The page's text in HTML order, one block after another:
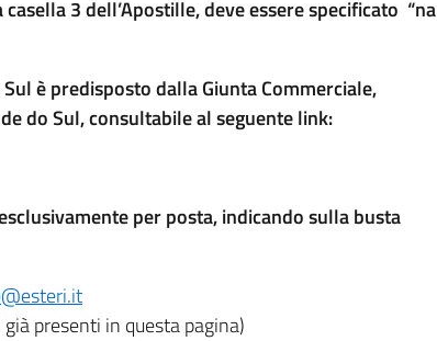
3 dell’Apostille, deve essere specificato “na
è predisposto dalla Giunta Commerciale,
do Sul, consultabile al seguente link:
per posta, indicando sulla busta
presenti in questa pagina)